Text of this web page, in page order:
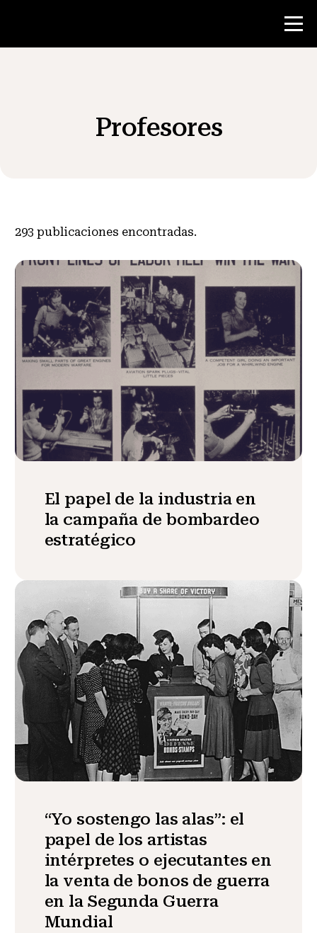
Recursos para maestros
Involucrarse
Profesores
293 publicaciones encontradas.
El papel de la industria en
la campaña de bombardeo
estratégico
“Yo sostengo las alas”: el
papel de los artistas
intérpretes o ejecutantes en
la venta de bonos de guerra
en la Segunda Guerra
Mundial